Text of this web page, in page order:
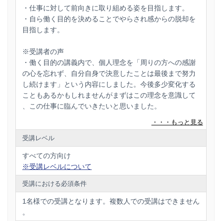
・仕事に対して前向きに取り組める姿を目指します。
・自ら働く目的を決めることでやらされ感からの脱却を
目指します。
※受講者の声
・働く目的の講義内で、個人理念を「周りの方への感謝
の心を忘れず、自分自身で決意したことは最後まで努力
し続けます」という内容にしました。今後多少変化する
こともあるかもしれませんがまずはこの理念を意識して
、この仕事に臨んでいきたいと思いました。
・個人理念、仕事の報酬について、そもそも何のために
働くのかについて１日を通して学びました。 個人理念に
ついては実際に自分自身の個人理念をつくるワークがあ
り、私は「かかわってくださる全ての方々に謙虚な姿勢
で接し、相手からの信頼を確実に得られる人間になりま
す」という個人理念にしました。社会人になり今よりも
っと「人とのつながり」が大切になるので、これから仕
事でお会いするお客様はもちろんのこと、上司や同期に
対して謙虚に接し「あなたなら任せられる」というよう
受講レベル
すべての方向け
※受講レベルについて
受講における必須条件
1名様での受講となります。複数人での受講はできません
。